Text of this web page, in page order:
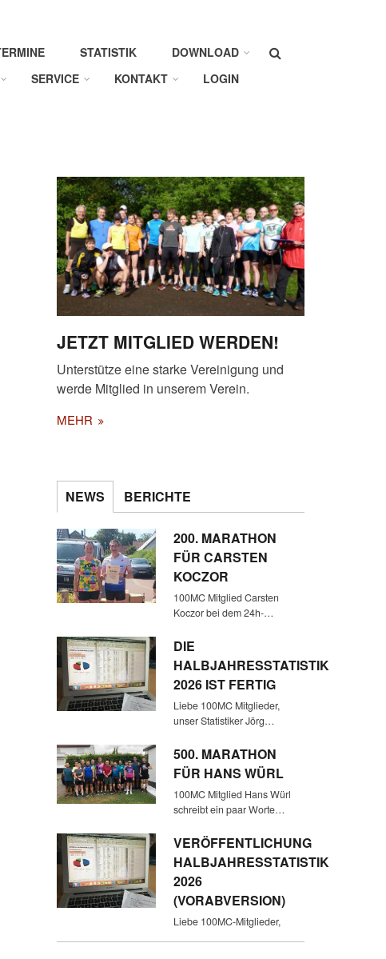
Suche
STATISTIK
DOWNLOAD
SERVICE KONTAKT LOGIN
JETZT MITGLIED WERDEN!
Unterstütze eine starke Vereinigung und
werde Mitglied in unserem Verein.
MEHR
NEWS BERICHTE
200. MARATHON
FÜR CARSTEN
KOCZOR
100MC Mitglied Carsten
Koczor bei dem 24h-…
DIE
HALBJAHRESSTATISTIK
2026 IST FERTIG
Liebe 100MC Mitglieder,
unser Statistiker Jörg…
500. MARATHON
FÜR HANS WÜRL
100MC Mitglied Hans Würl
schreibt ein paar Worte…
VERÖFFENTLICHUNG
HALBJAHRESSTATISTIK
2026
(VORABVERSION)
Liebe 100MC-Mitglieder,